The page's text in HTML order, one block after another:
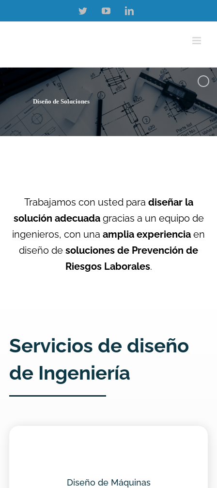
al
TwitterYouTubeLinkedIn
Diseño de Soluciones
Trabajamos con usted para diseñar la
solución adecuadagracias a un equipo de
ingenieros, con una amplia experiencia en
diseño de soluciones de Prevención de
Riesgos Laborales.
Servicios de diseño
de Ingeniería
Diseño de Máquinas